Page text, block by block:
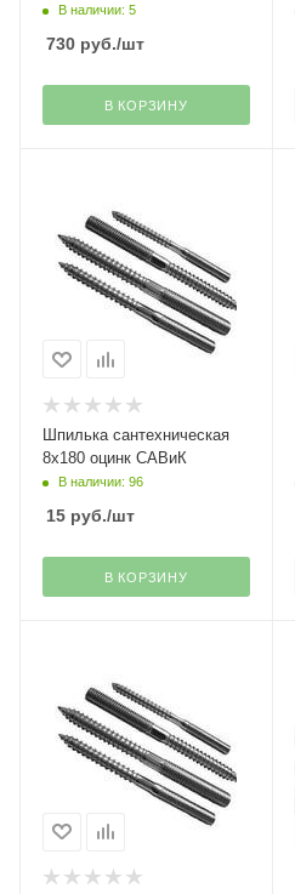
В наличии: 5
730 руб./шт
В КОРЗИНУ
Шпилька сантехническая
8х180 оцинк САВиК
В наличии: 96
15 руб./шт
В КОРЗИНУ